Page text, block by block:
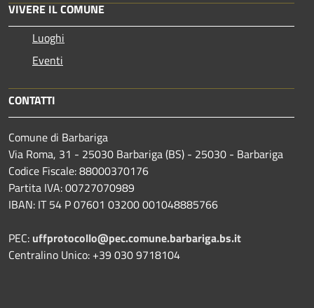
VIVERE IL COMUNE
Luoghi
Eventi
CONTATTI
Comune di Barbariga
Via Roma, 31 - 25030 Barbariga (BS) - 25030 - Barbariga
Codice Fiscale: 88000370176
Partita IVA: 00727070989
IBAN: IT 54 P 07601 03200 001048885766
PEC: uffprotocollo@pec.comune.barbariga.bs.it
Centralino Unico: +39 030 9718104